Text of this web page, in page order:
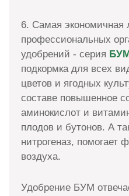
6. Самая экономичная
профессиональных
удобрений - серия
подкормка для всех
цветов и ягодных
составе повышенное
аминокислот и
плодов и бутонов. А
нитрогеназ, помогает
воздуха.
Удобрение БУМ